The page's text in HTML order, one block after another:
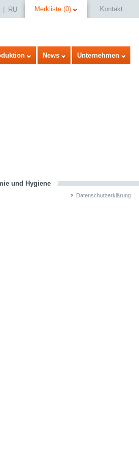
RU Merkliste (0) Kontakt
News Unternehmen
und Hygiene
Datenschutzerklärung